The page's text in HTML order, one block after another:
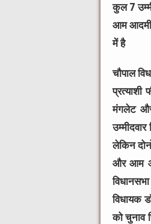
कुल 7
आम आदमी
में है
चौपाल
प्रत्याशी
मंगलेट और
लेकिन
और आम
विधायक
को चुनाव